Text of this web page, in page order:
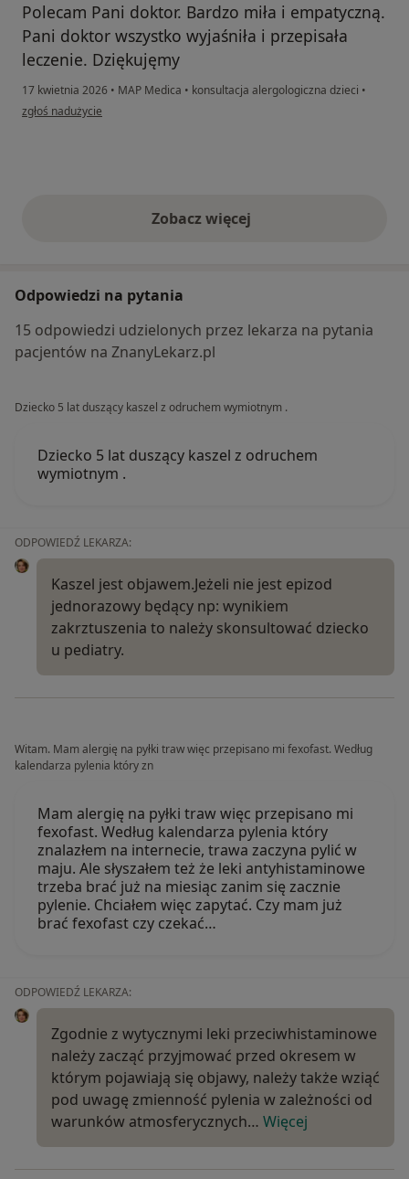
Polecam Pani doktor. Bardzo miła i empatyczną.
Pani doktor wszystko wyjaśniła i przepisała
leczenie. Dziękujęmy
17 kwietnia 2026 • MAP Medica • konsultacja alergologiczna dzieci •
w opinii użytkownika Ulviia
zgłoś nadużycie
Zobacz więcejopinie powyżej
Odpowiedzi na pytania
15 odpowiedzi udzielonych przez lekarza na pytania
pacjentów na ZnanyLekarz.pl
Dziecko 5 lat duszący kaszel z odruchem wymiotnym .
Dziecko 5 lat duszący kaszel z odruchem
wymiotnym .
ODPOWIEDŹ LEKARZA:
Kaszel jest objawem.Jeżeli nie jest epizod
jednorazowy będący np: wynikiem
zakrztuszenia to należy skonsultować dziecko
u pediatry.
Witam. Mam alergię na pyłki traw więc przepisano mi fexofast. Według
kalendarza pylenia który zn
Mam alergię na pyłki traw więc przepisano mi
fexofast. Według kalendarza pylenia który
znalazłem na internecie, trawa zaczyna pylić w
maju. Ale słyszałem też że leki antyhistaminowe
trzeba brać już na miesiąc zanim się zacznie
pylenie. Chciałem więc zapytać. Czy mam już
brać fexofast czy czekać…
ODPOWIEDŹ LEKARZA:
Zgodnie z wytycznymi leki przeciwhistaminowe
należy zacząć przyjmować przed okresem w
którym pojawiają się objawy, należy także wziąć
pod uwagę zmienność pylenia w zależności od
warunków atmosferycznych… Więcej